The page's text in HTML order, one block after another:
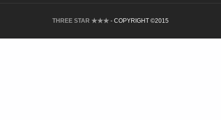
THREE STAR ★★★ - COPYRIGHT ©2015